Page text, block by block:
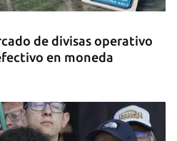
de divisas operativo
en moneda